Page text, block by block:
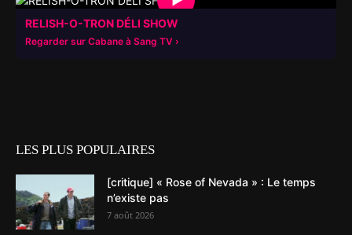
RELISH-O-TRON DÉLI SHOW
Regarder sur Cabane à Sang TV
LES PLUS POPULAIRES
[critique] « Rose of Nevada » : Le temps
n’existe pas
7 août 2026